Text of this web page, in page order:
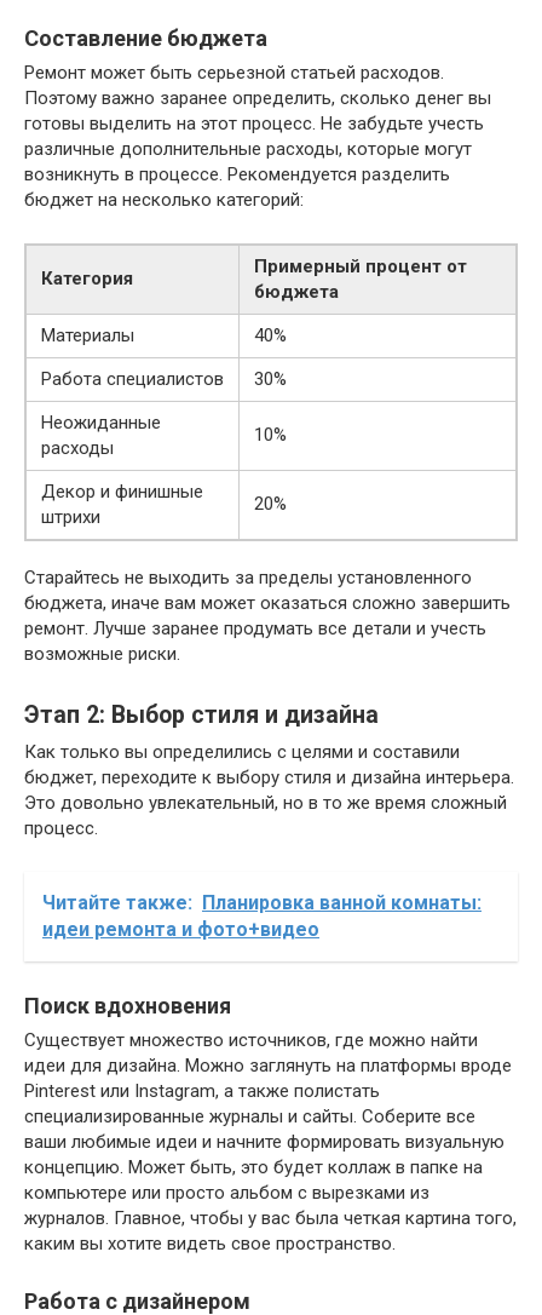
Составление бюджета
Ремонт может быть серьезной статьей расходов.
Поэтому важно заранее определить, сколько денег вы
готовы выделить на этот процесс. Не забудьте учесть
различные дополнительные расходы, которые могут
возникнуть в процессе. Рекомендуется разделить
бюджет на несколько категорий:
Категория
Примерный процент от
бюджета
Материалы
40%
Работа специалистов
30%
Неожиданные
расходы
10%
Декор и финишные
штрихи
20%
Старайтесь не выходить за пределы установленного
бюджета, иначе вам может оказаться сложно завершить
ремонт. Лучше заранее продумать все детали и учесть
возможные риски.
Этап 2: Выбор стиля и дизайна
Как только вы определились с целями и составили
бюджет, переходите к выбору стиля и дизайна интерьера.
Это довольно увлекательный, но в то же время сложный
процесс.
Читайте также: Планировка ванной комнаты:
идеи ремонта и фото+видео
Поиск вдохновения
Существует множество источников, где можно найти
идеи для дизайна. Можно заглянуть на платформы вроде
Pinterest или Instagram, а также полистать
специализированные журналы и сайты. Соберите все
ваши любимые идеи и начните формировать визуальную
концепцию. Может быть, это будет коллаж в папке на
компьютере или просто альбом с вырезками из
журналов. Главное, чтобы у вас была четкая картина того,
каким вы хотите видеть свое пространство.
Работа с дизайнером